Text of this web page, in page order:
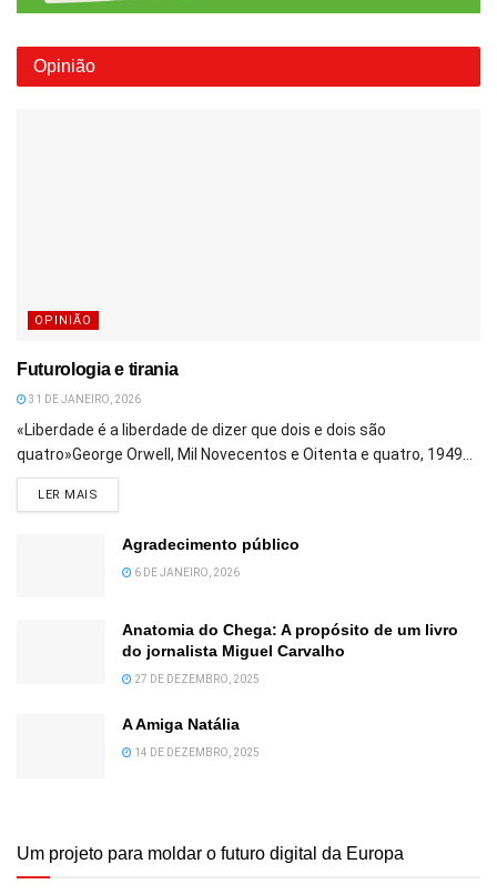
Opinião
OPINIÃO
Futurologia e tirania
31 DE JANEIRO, 2026
«Liberdade é a liberdade de dizer que dois e dois são
quatro»George Orwell, Mil Novecentos e Oitenta e quatro, 1949...
LER MAIS
Agradecimento público
6 DE JANEIRO, 2026
Anatomia do Chega: A propósito de um livro
do jornalista Miguel Carvalho
27 DE DEZEMBRO, 2025
A Amiga Natália
14 DE DEZEMBRO, 2025
Um projeto para moldar o futuro digital da Europa